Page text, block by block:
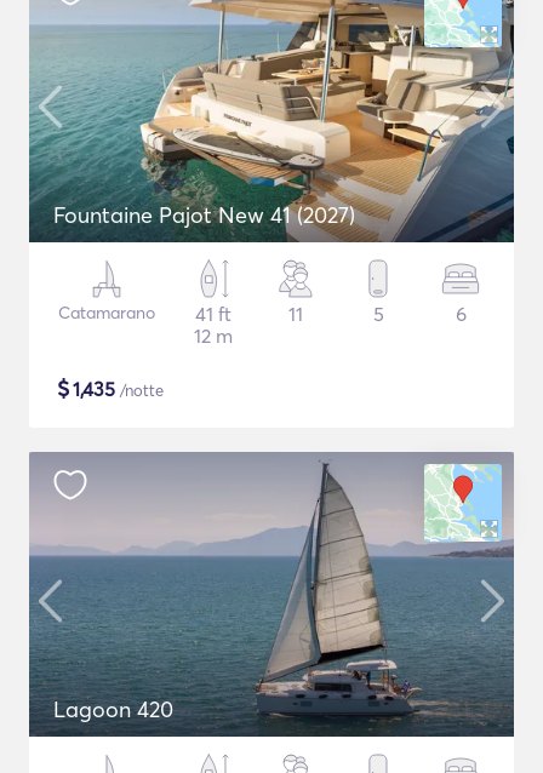
Fountaine Pajot New 41 (2027)
Catamarano
41 ft
12 m
11 5 6
$1,435 /notte
Lagoon 420